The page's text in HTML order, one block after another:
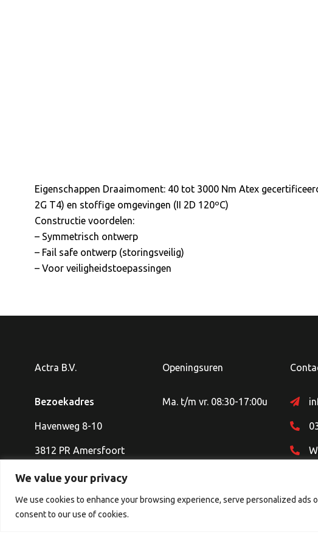
We value your privacy
We use cookies to enhance your browsing experience, serve personalized ads
consent to our use of cookies.
Eigenschappen Draaimoment: 40 tot 3000 Nm Atex
2G T4) en stoffige omgevingen (II 2D 120ºC)
Constructie voordelen:
– Symmetrisch ontwerp
– Fail safe ontwerp (storingsveilig)
– Voor veiligheidstoepassingen
Actra B.V.
Bezoekadres
Havenweg 8-10
3812 PR Amersfoort
Openingsuren
Ma. t/m vr. 08:30-17:00u